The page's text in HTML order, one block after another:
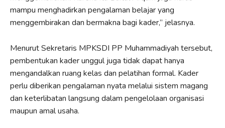
mampu menghadirkan pengalaman belajar yang
menggembirakan dan bermakna bagi kader,” jelasnya.
Menurut Sekretaris MPKSDI PP Muhammadiyah tersebut,
pembentukan kader unggul juga tidak dapat hanya
mengandalkan ruang kelas dan pelatihan formal. Kader
perlu diberikan pengalaman nyata melalui sistem magang
dan keterlibatan langsung dalam pengelolaan organisasi
maupun amal usaha.